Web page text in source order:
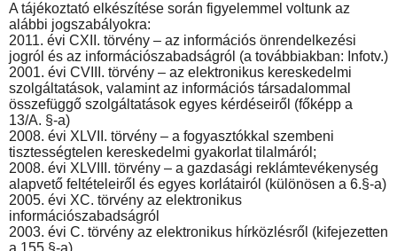
A tájékoztató elkészítése során figyelemmel voltunk az
alábbi jogszabályokra:
2011. évi CXII. törvény – az információs önrendelkezési
jogról és az információszabadságról (a továbbiakban: Infotv.)
2001. évi CVIII. törvény – az elektronikus kereskedelmi
szolgáltatások, valamint az információs társadalommal
összefüggő szolgáltatások egyes kérdéseiről (főképp a
13/A. §-a)
2008. évi XLVII. törvény – a fogyasztókkal szembeni
tisztességtelen kereskedelmi gyakorlat tilalmáról;
2008. évi XLVIII. törvény – a gazdasági reklámtevékenység
alapvető feltételeiről és egyes korlátairól (különösen a 6.§-a)
2005. évi XC. törvény az elektronikus
információszabadságról
2003. évi C. törvény az elektronikus hírközlésről (kifejezetten
a 155.§-a)